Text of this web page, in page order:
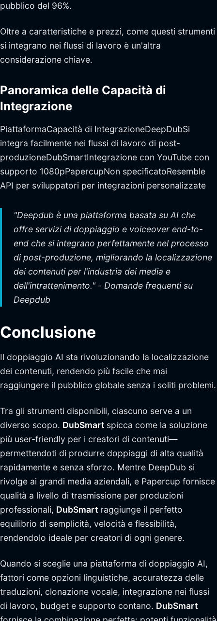
pubblico del 96%.
Oltre a caratteristiche e prezzi, come questi strumenti
si integrano nei flussi di lavoro è un'altra
considerazione chiave.
Panoramica delle Capacità di
Integrazione
PiattaformaCapacità di IntegrazioneDeepDubSi
integra facilmente nei flussi di lavoro di post-
produzioneDubSmartIntegrazione con YouTube con
supporto 1080pPapercupNon specificatoResemble
API per sviluppatori per integrazioni personalizzate
"Deepdub è una piattaforma basata su AI che
offre servizi di doppiaggio e voiceover end-to-
end che si integrano perfettamente nel processo
di post-produzione, migliorando la localizzazione
dei contenuti per l'industria dei media e
dell'intrattenimento." - Domande frequenti su
Deepdub
Conclusione
Il doppiaggio AI sta rivoluzionando la localizzazione
dei contenuti, rendendo più facile che mai
raggiungere il pubblico globale senza i soliti problemi.
Tra gli strumenti disponibili, ciascuno serve a un
diverso scopo. DubSmart spicca come la soluzione
più user-friendly per i creatori di contenuti—
permettendoti di produrre doppiaggi di alta qualità
rapidamente e senza sforzo. Mentre DeepDub si
rivolge ai grandi media aziendali, e Papercup fornisce
qualità a livello di trasmissione per produzioni
professionali, DubSmart raggiunge il perfetto
equilibrio di semplicità, velocità e flessibilità,
rendendolo ideale per creatori di ogni genere.
Quando si sceglie una piattaforma di doppiaggio AI,
fattori come opzioni linguistiche, accuratezza delle
traduzioni, clonazione vocale, integrazione nei flussi
di lavoro, budget e supporto contano. DubSmart